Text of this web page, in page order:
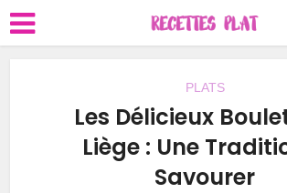
PLATS
Les Délicieux
Liège : Une
Savourer